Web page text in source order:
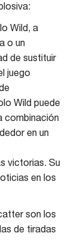
Wild, a
o un
de sustituir
juego
Wild puede
combinación
en un
victorias. Su
en los
son los
de tiradas